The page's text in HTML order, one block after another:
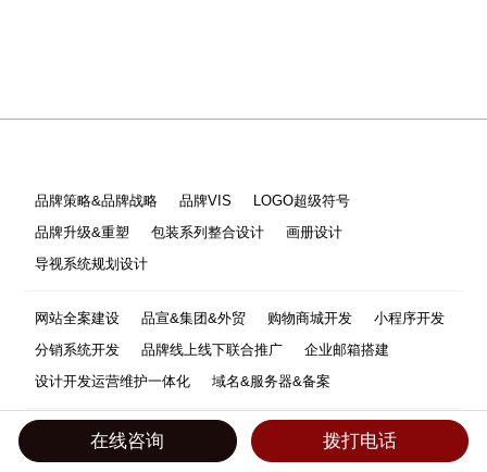
在线咨询 拨打电话
品牌策略&品牌战略 品牌VIS
LOGO超级符号
品牌升级&重塑
包装系列整合设计
画册设计
导视系统规划设计
网站全案建设 品宣&集团&外贸 购物商城开发
小程序开发
分销系统开发
品牌线上线下联合推广
企业邮箱搭建
设计开发运营维护一体化
域名&服务器&备案
新闻资讯 圭谷新闻 网站优化 建站常识 设计欣赏